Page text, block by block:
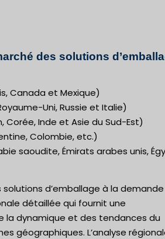
des solutions
Canada et Mexique)
Uni, Russie et Italie)
Corée, Inde et Asie du Sud-Est)
Colombie, etc.)
saoudite, Émirats arabes unis,
d’emballage à la demande
détaillée qui fournit une
la dynamique et des tendances du
géographiques. L’analyse